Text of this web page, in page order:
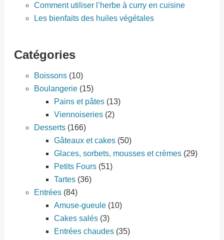
Comment utiliser l’herbe à curry en cuisine
Les bienfaits des huiles végétales
Catégories
Boissons (10)
Boulangerie (15)
Pains et pâtes (13)
Viennoiseries (2)
Desserts (166)
Gâteaux et cakes (50)
Glaces, sorbets, mousses et crèmes (29)
Petits Fours (51)
Tartes (36)
Entrées (84)
Amuse-gueule (10)
Cakes salés (3)
Entrées chaudes (35)